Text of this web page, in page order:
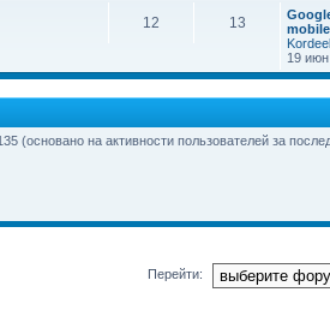
12 13
19 июн
(основано на активности пользователей за
Перейти: